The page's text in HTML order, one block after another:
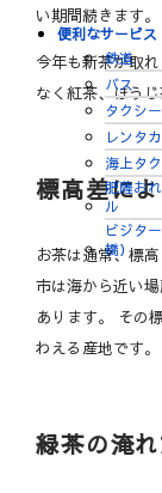
便利なサービス
鉄道
バス
タクシー
レンタ
海上タ
肥薩お
ル
ビジタ
橋）
い期間続きます。
今年も新茶が取
なく紅茶、ほう
標高差に
お茶は通常、標
市は海から近い
あります。 その
わえる産地です。
緑茶の淹